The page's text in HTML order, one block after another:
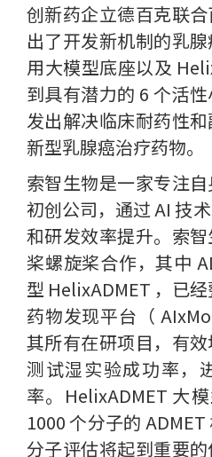
创新药企立德百克联
出了开发新机制的乳
用大模型底座以及
到具有潜力的 6 个活
发出解决临床耐药性
新型乳腺癌治疗药物。
索智生物是一家专注
初创公司，通过 AI 技
和研发效率提升。索
桨螺旋桨合作，其中
型 HelixADMET ，已
药物发现平台（
其所有在研项目，有
测试湿实验成功率，
率。HelixADMET 大
1000 个分子的
分子评估将起到重要